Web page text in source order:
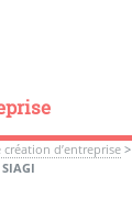
création d’entreprise>